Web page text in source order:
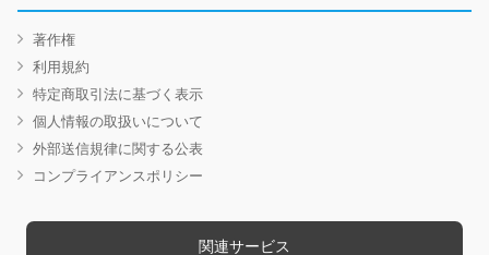
著作権
利用規約
特定商取引法に基づく表示
個人情報の取扱いについて
外部送信規律に関する公表
コンプライアンスポリシー
関連サービス